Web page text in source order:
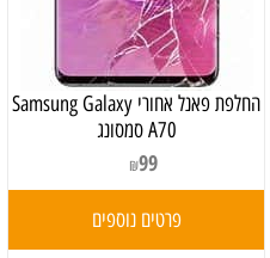
‏החלפת פאנל אחורי Samsung Galaxy
A70 סמסונג
₪99
פרטים נוספים